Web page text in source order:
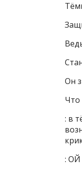
Он
Что
: в
: ОЙ